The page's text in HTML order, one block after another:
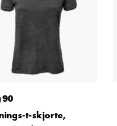
90
t-skjorte,